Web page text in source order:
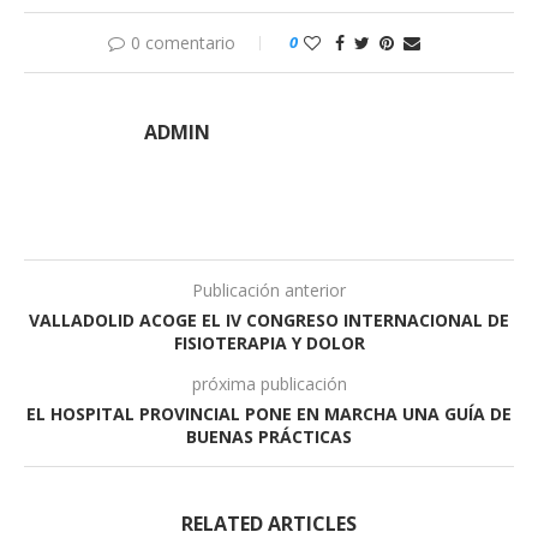
0 comentario 0
ADMIN
Publicación anterior
VALLADOLID ACOGE EL IV CONGRESO INTERNACIONAL DE
FISIOTERAPIA Y DOLOR
próxima publicación
EL HOSPITAL PROVINCIAL PONE EN MARCHA UNA GUÍA DE
BUENAS PRÁCTICAS
RELATED ARTICLES